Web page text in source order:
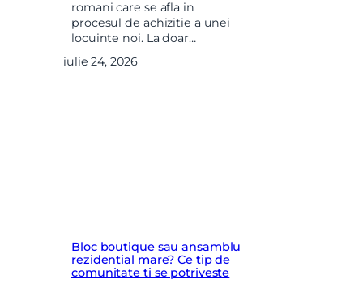
romani care se afla in
procesul de achizitie a unei
locuinte noi. La doar…
iulie 24, 2026
Bloc boutique sau ansamblu
rezidential mare? Ce tip de
comunitate ti se potriveste